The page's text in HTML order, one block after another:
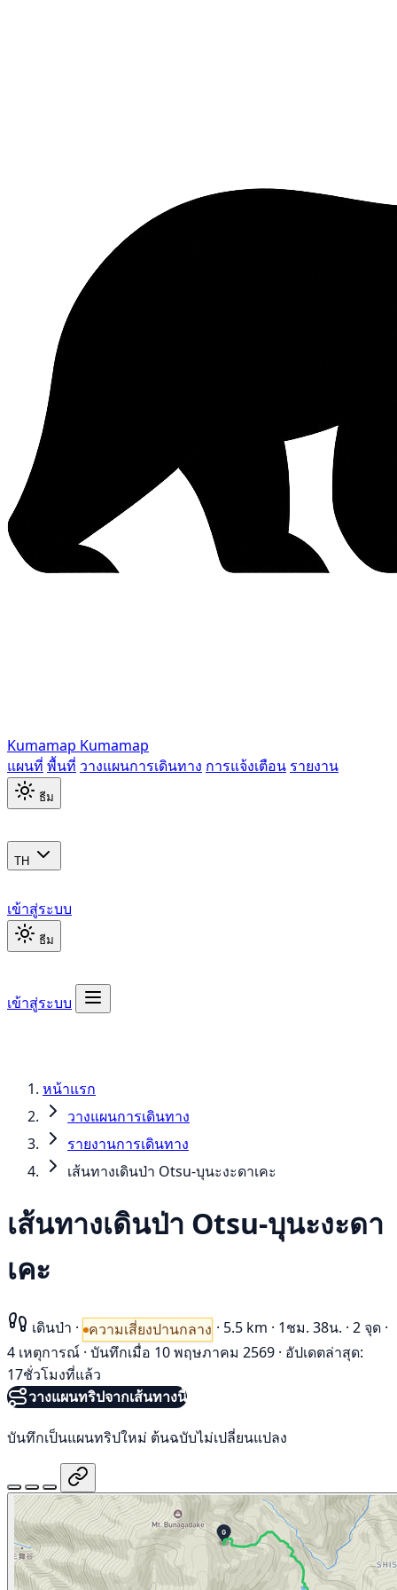
Kumamap Kumamap
แผนที่ พื้นที่ วางแผนการเดินทาง การแจ้งเตือน รายงาน
ธีม
TH
เข้าสู่ระบบ
ธีม
เข้าสู่ระบบ
หน้าแรก
วางแผนการเดินทาง
รายงานการเดินทาง
เส้นทางเดินป่า Otsu-บุนะงะดาเคะ
เส้นทางเดินป่า Otsu-บุนะงะดา
เคะ
เดินป่า · ความเสี่ยงปานกลาง · 5.5 km · 1ชม. 38น. · 2 จุด ·
4 เหตุการณ์ · บันทึกเมื่อ 10 พฤษภาคม 2569 · อัปเดตล่าสุด:
17ชั่วโมงที่แล้ว
วางแผนทริปจากเส้นทางนี้
บันทึกเป็นแผนทริปใหม่ ต้นฉบับไม่เปลี่ยนแปลง